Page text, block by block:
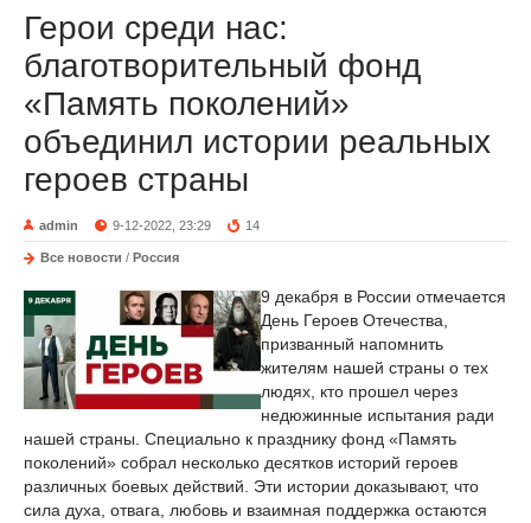
Герои среди нас:
благотворительный фонд
«Память поколений»
объединил истории реальных
героев страны
admin 9-12-2022, 23:29 14
Все новости / Россия
9 декабря в России отмечается
День Героев Отечества,
призванный напомнить
жителям нашей страны о тех
людях, кто прошел через
недюжинные испытания ради
нашей страны. Специально к празднику фонд «Память
поколений» собрал несколько десятков историй героев
различных боевых действий. Эти истории доказывают, что
сила духа, отвага, любовь и взаимная поддержка остаются